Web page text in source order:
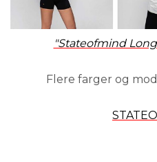
"Stateofmind
Flere farger og